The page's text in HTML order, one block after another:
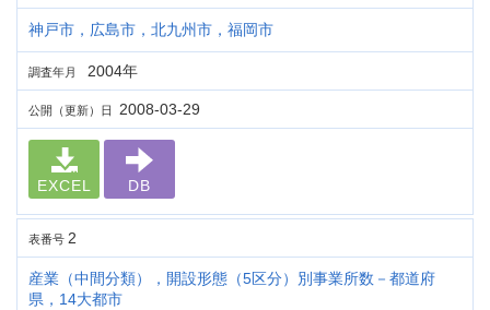
神戸市，広島市，北九州市，福岡市
調査年月 2004年
公開（更新）日 2008-03-29
EXCEL DB
表番号 2
産業（中間分類），開設形態（5区分）別事業所数－都道府
県，14大都市